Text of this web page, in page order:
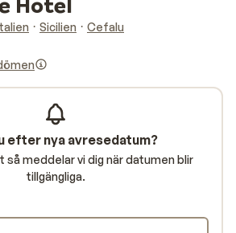
Sicilien
Cefalu
efter nya avresedatum?
så meddelar vi dig när datumen blir
tillgängliga.